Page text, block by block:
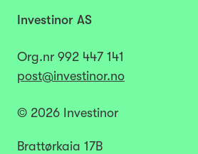
Investinor AS
Org.nr 992 447 141​​​
post@investinor.no
© 2026 Investinor
Brattørkaia 17B